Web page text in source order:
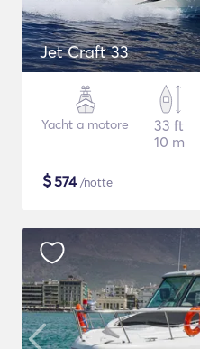
Jet Craft 33
Yacht a motore
33 ft
10 m
$574/notte